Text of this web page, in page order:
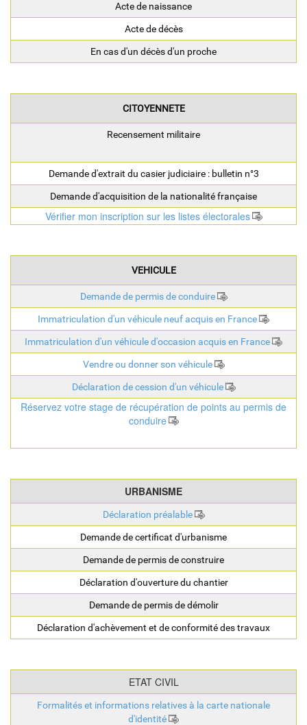
Acte de naissance
Acte de décès
En cas d'un décès d'un proche
CITOYENNETE
Recensement militaire
Demande d'extrait du casier judiciaire : bulletin n°3
Demande d'acquisition de la nationalité française
Vérifier mon inscription sur les listes électorales
VEHICULE
Demande de permis de conduire
Immatriculation d'un véhicule neuf acquis en France
Immatriculation d'un véhicule d'occasion acquis en France
Vendre ou donner son véhicule
Déclaration de cession d'un véhicule
Réservez votre stage de récupération de points au permis de
conduire
URBANISME
Déclaration préalable
Demande de certificat d'urbanisme
Demande de permis de construire
Déclaration d'ouverture du chantier
Demande de permis de démolir
Déclaration d'achèvement et de conformité des travaux
ETAT CIVIL
Formalités et informations relatives à la carte nationale
d'identité